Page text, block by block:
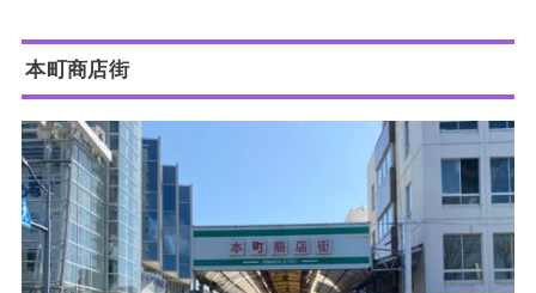
本町商店街